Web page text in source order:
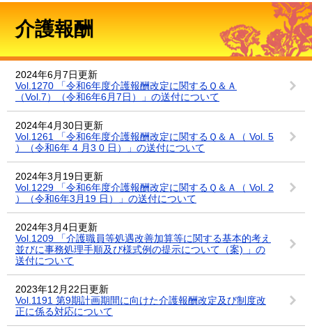
介護報酬
2024年6月7日更新
Vol.1270 「令和6年度介護報酬改定に関するＱ＆Ａ
（Vol.7）（令和6年6月7日）」の送付について
2024年4月30日更新
Vol.1261 「令和6年度介護報酬改定に関するＱ＆Ａ（ Vol. 5
）（令和6年 4 月3 0 日）」の送付について
2024年3月19日更新
Vol.1229 「令和6年度介護報酬改定に関するＱ＆Ａ（ Vol. 2
）（令和6年3月19 日）」の送付について
2024年3月4日更新
Vol.1209 「介護職員等処遇改善加算等に関する基本的考え
並びに事務処理手順及び様式例の提示について（案) 」の
送付について
2023年12月22日更新
Vol.1191 第9期計画期間に向けた介護報酬改定及び制度改
正に係る対応について